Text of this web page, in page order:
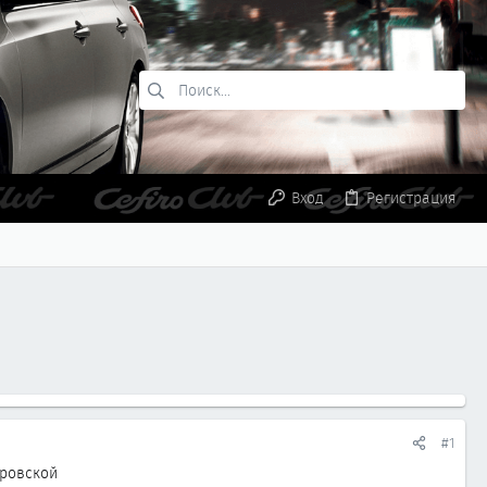
Вход Регистрация
#1